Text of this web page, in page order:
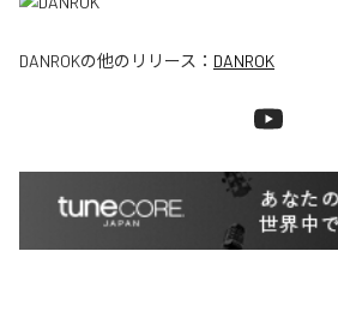
DANROKの他のリリース： DANROK